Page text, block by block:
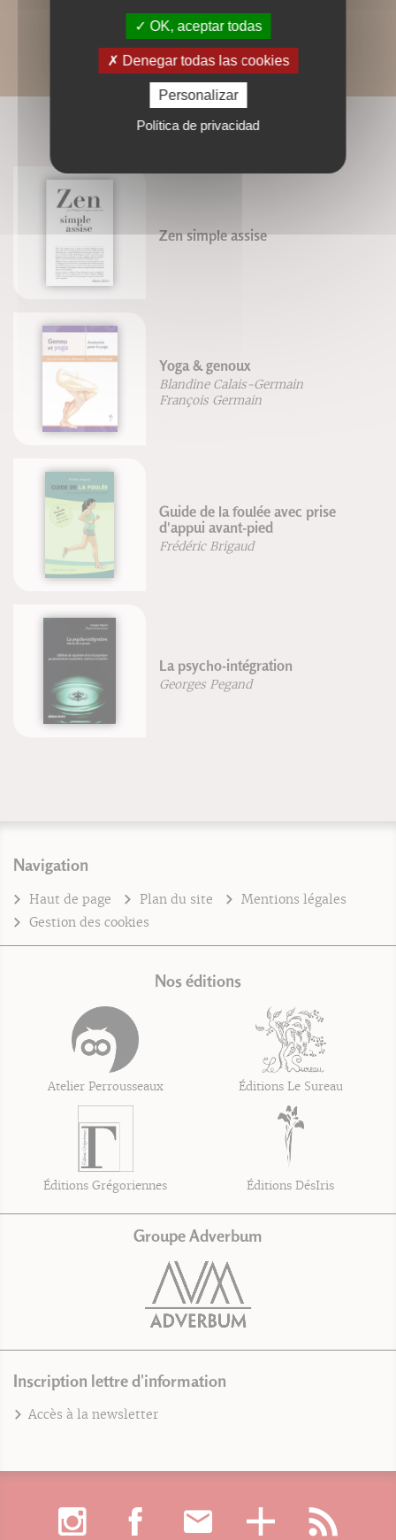
LIVRES ASSOCIÉS
Zen simple assise
Yoga & genoux
Blandine Calais-Germain
François Germain
Guide de la foulée avec prise
d'appui avant-pied
Frédéric Brigaud
La psycho-intégration
Georges Pegand
Navigation
Haut de page Plan du site
Mentions légales
Gestion des cookies
Nos éditions
Atelier Perrousseaux Éditions Le Sureau
Éditions Grégoriennes Éditions DésIris
Groupe Adverbum
Inscription lettre d'information
Accès à la newsletter
OK, aceptar todas
Denegar todas las cookies
Personalizar
Política de privacidad